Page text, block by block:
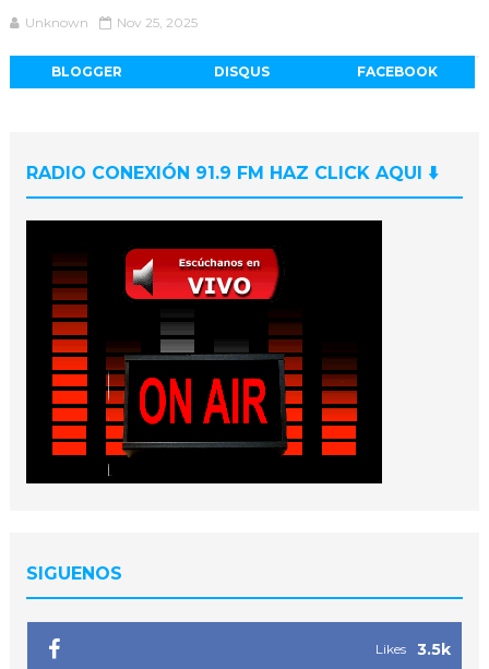
Unknown Nov 25, 2025
BLOGGER DISQUS FACEBOOK
RADIO CONEXIÓN 91.9 FM HAZ CLICK AQUI ⬇️
SIGUENOS
3.5k
Likes